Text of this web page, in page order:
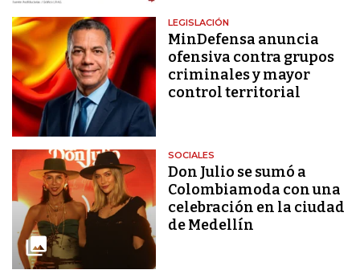
LEGISLACIÓN
MinDefensa anuncia
ofensiva contra grupos
criminales y mayor
control territorial
SOCIALES
Don Julio se sumó a
Colombiamoda con una
celebración en la ciudad
de Medellín